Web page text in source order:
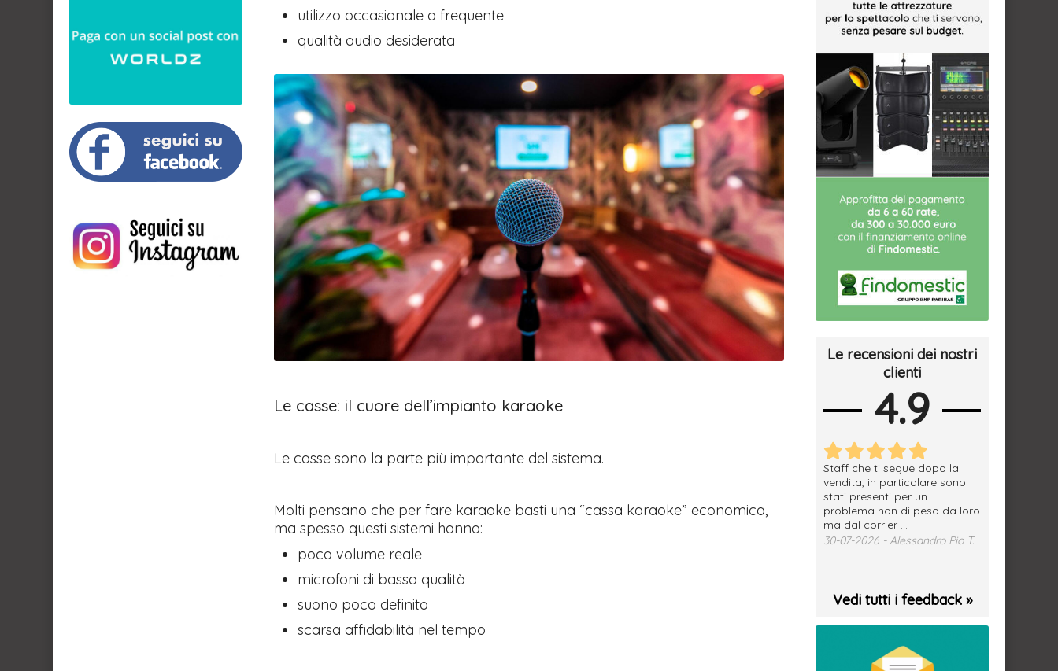
utilizzo occasionale o frequente
qualità audio desiderata
Le casse: il cuore dell’impianto karaoke
Le casse sono la parte più importante del sistema.
Molti pensano che per fare karaoke basti una “cassa karaoke” economica,
ma spesso questi sistemi hanno:
poco volume reale
microfoni di bassa qualità
suono poco definito
scarsa affidabilità nel tempo
Le recensioni dei nostri
clienti
4.9
03-08-2026 - Daniele S.
Staff che ti segue dopo la
vendita, in particolare sono
stati presenti per un
problema non di peso da loro
ma dal corrier ...
30-07-2026 - Alessandro Pio T.
Vedi tutti i feedback »